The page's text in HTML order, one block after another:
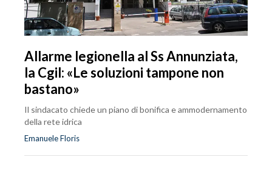
Allarme legionella al Ss Annunziata,
la Cgil: «Le soluzioni tampone non
bastano»
Il sindacato chiede un piano di bonifica e ammodernamento
della rete idrica
Emanuele Floris